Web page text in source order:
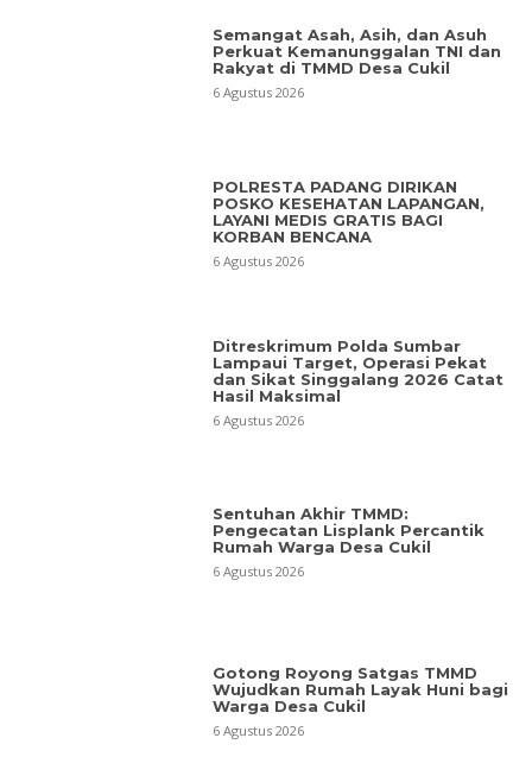
Semangat Asah, Asih, dan Asuh
Perkuat Kemanunggalan TNI dan
Rakyat di TMMD Desa Cukil
6 Agustus 2026
POLRESTA PADANG DIRIKAN
POSKO KESEHATAN LAPANGAN,
LAYANI MEDIS GRATIS BAGI
KORBAN BENCANA
6 Agustus 2026
Ditreskrimum Polda Sumbar
Lampaui Target, Operasi Pekat
dan Sikat Singgalang 2026 Catat
Hasil Maksimal
6 Agustus 2026
Sentuhan Akhir TMMD:
Pengecatan Lisplank Percantik
Rumah Warga Desa Cukil
6 Agustus 2026
Gotong Royong Satgas TMMD
Wujudkan Rumah Layak Huni bagi
Warga Desa Cukil
6 Agustus 2026